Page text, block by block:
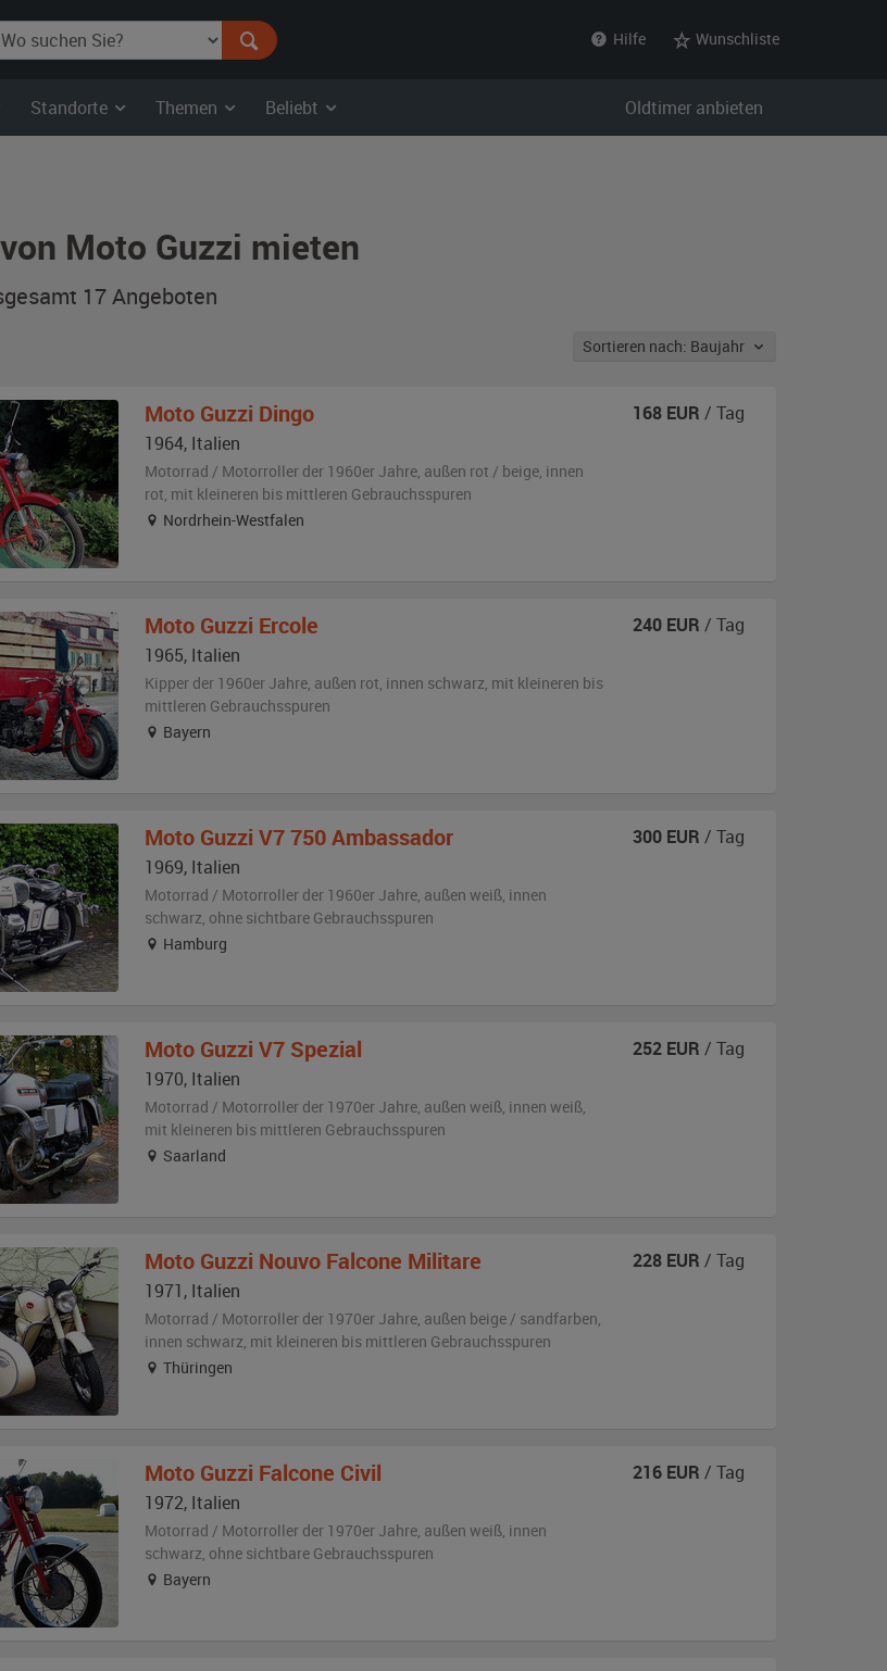
Hilfe Wunschliste
Standorte Themen Beliebt Oldtimer anbieten
Moto Guzzi mieten
17Angeboten
Sortieren nach: Baujahr
Moto Guzzi Dingo
1964, Italien
Motorrad / Motorroller der 1960er Jahre, außen rot / beige, innen
rot, mit kleineren bis mittleren Gebrauchsspuren
Nordrhein-Westfalen
168 EUR / Tag
Moto Guzzi Ercole
1965, Italien
Kipper der 1960er Jahre, außen rot, innen schwarz, mit kleineren bis
mittleren Gebrauchsspuren
Bayern
240 EUR / Tag
Moto Guzzi V7 750 Ambassador
1969, Italien
Motorrad / Motorroller der 1960er Jahre, außen weiß, innen
schwarz, ohne sichtbare Gebrauchsspuren
Hamburg
300 EUR / Tag
Moto Guzzi V7 Spezial
1970, Italien
Motorrad / Motorroller der 1970er Jahre, außen weiß, innen weiß,
mit kleineren bis mittleren Gebrauchsspuren
Saarland
252 EUR / Tag
Moto Guzzi Nouvo Falcone Militare
1971, Italien
Motorrad / Motorroller der 1970er Jahre, außen beige / sandfarben,
innen schwarz, mit kleineren bis mittleren Gebrauchsspuren
Thüringen
228 EUR / Tag
Moto Guzzi Falcone Civil
1972, Italien
Motorrad / Motorroller der 1970er Jahre, außen weiß, innen
schwarz, ohne sichtbare Gebrauchsspuren
Bayern
216 EUR / Tag